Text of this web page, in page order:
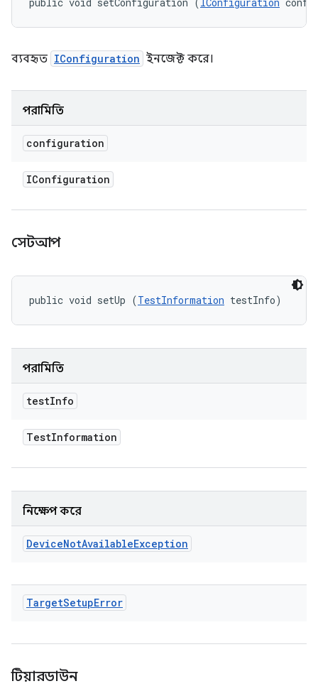
ব্যবহৃত IConfiguration ইনজেক্ট করে।
পরামিতি
configuration
IConfiguration
সেটআপ
public void setUp (TestInformation testInfo)
পরামিতি
testInfo
TestInformation
নিক্ষেপ করে
DeviceNotAvailableException
TargetSetupError
টিয়ারডাউন